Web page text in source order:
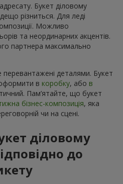
Букет діловому
дещо різниться. Для леді
Можливо
та неординарних акцентів.
партнера максимально
перевантажені деталями. Букет
в коробку, або в
Пам’ятайте, що букет
бізнес-композиція, яка
чи на сцені.
діловому
до